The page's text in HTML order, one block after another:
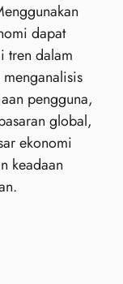
dapat
tren dalam
pengguna,
global,
ekonomi
keadaan